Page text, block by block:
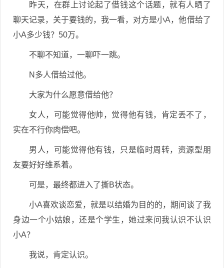
昨天，在群上讨论起了借钱这个话题，就有人晒了
聊天记录，关于要钱的，我一看，对方是小A，他借给了
小A多少钱？50万。
不聊不知道，一聊吓一跳。
N多人借给过他。
大家为什么愿意借给他？
女人，可能觉得他帅，觉得他有钱，肯定丢不了，
实在不行你肉偿吧。
男人，可能觉得他有钱，只是临时周转，资源型朋
友要好好维系着。
可是，最终都进入了撕B状态。
小A喜欢谈恋爱，就是以结婚为目的的，期间谈了我
身边一个小姑娘，还是个学生，她过来问我认识不认识
小A？
我说，肯定认识。